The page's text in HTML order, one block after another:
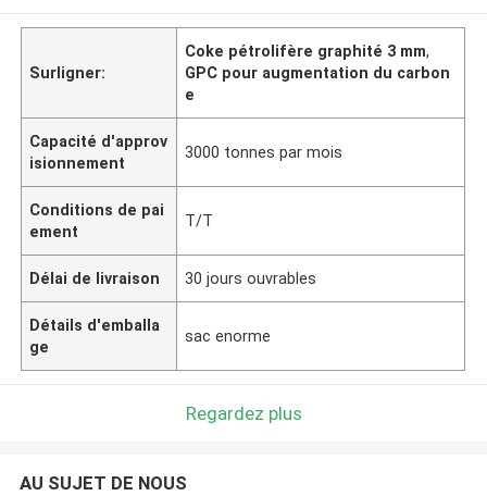
Surligner:
Coke pétrolifère graphité 3 mm,
GPC pour augmentation du carbon
e
Capacité d'approv
isionnement
3000 tonnes par mois
Conditions de pai
ement
T/T
Délai de livraison 30 jours ouvrables
Détails d'emballa
ge
sac enorme
Regardez plus
AU SUJET DE NOUS